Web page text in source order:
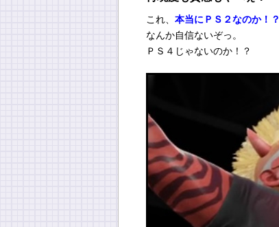
これ、 本当にＰＳ２なのか！？
なんか自信ないぞっ。
ＰＳ４じゃないのか！？